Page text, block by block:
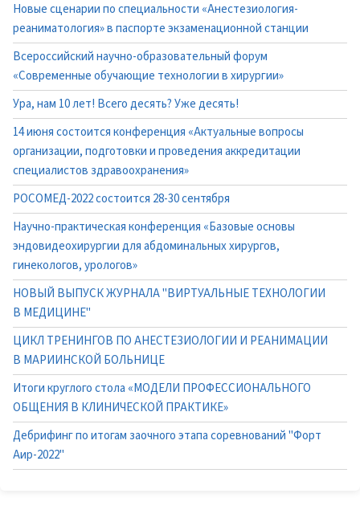
Новые сценарии по специальности «Анестезиология-
реаниматология» в паспорте экзаменационной станции
Всероссийский научно-образовательный форум
«Современные обучающие технологии в хирургии»
Ура, нам 10 лет! Всего десять? Уже десять!
14 июня состоится конференция «Актуальные вопросы
организации, подготовки и проведения аккредитации
специалистов здравоохранения»
РОСОМЕД-2022 состоится 28-30 сентября
Научно-практическая конференция «Базовые основы
эндовидеохирургии для абдоминальных хирургов,
гинекологов, урологов»
НОВЫЙ ВЫПУСК ЖУРНАЛА "ВИРТУАЛЬНЫЕ ТЕХНОЛОГИИ
В МЕДИЦИНЕ"
ЦИКЛ ТРЕНИНГОВ ПО АНЕСТЕЗИОЛОГИИ И РЕАНИМАЦИИ
В МАРИИНСКОЙ БОЛЬНИЦЕ
Итоги круглого стола «МОДЕЛИ ПРОФЕССИОНАЛЬНОГО
ОБЩЕНИЯ В КЛИНИЧЕСКОЙ ПРАКТИКЕ»
Дебрифинг по итогам заочного этапа соревнований "Форт
Аир-2022"